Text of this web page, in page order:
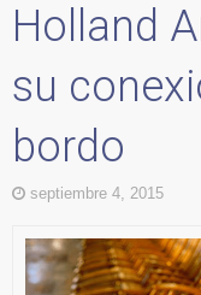
Holland
su
bordo
septiembre 4, 2015